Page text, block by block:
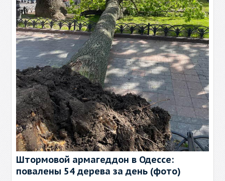
Штормовой армагеддон в Одессе:
повалены 54 дерева за день (фото)